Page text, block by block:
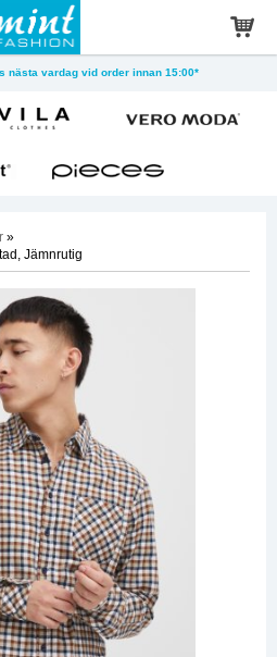
nästa vardag vid order innan 15:00*
»
Jämnrutig